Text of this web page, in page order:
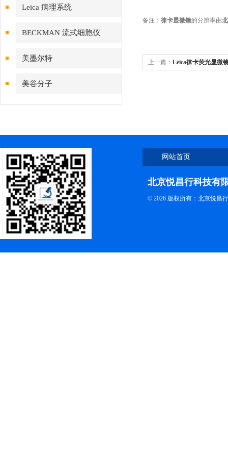
Leica 病理系统
BECKMAN 流式细胞仪
美墨尔特
美谷分子
备注： 徕卡显微镜的分辨率由
上一篇： Leica徕卡荧光显微
网站首页
北京悦昌行科技有
© 2026 版权所有：北京悦昌